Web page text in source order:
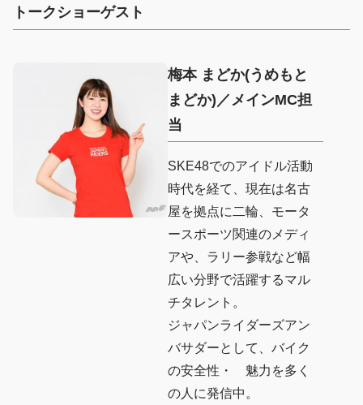
トークショーゲスト
梅本 まどか(うめもと
まどか) ／メインMC担
当
SKE48でのアイドル活動
時代を経て、現在は名古
屋を拠点に二輪、モータ
ースポーツ関連のメディ
アや、ラリー参戦など幅
広い分野で活躍するマル
チタレント。
ジャパンライダーズアン
バサダーとして、バイク
の安全性・ 魅力を多く
の人に発信中。​